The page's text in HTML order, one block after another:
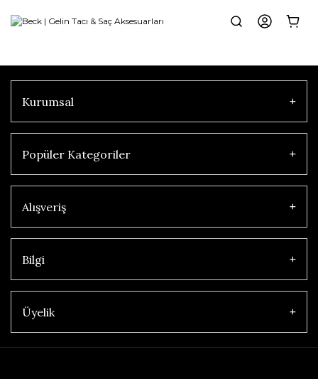
Kurumsal
Popüler Kategoriler
Alışveriş
Bilgi
Üyelik